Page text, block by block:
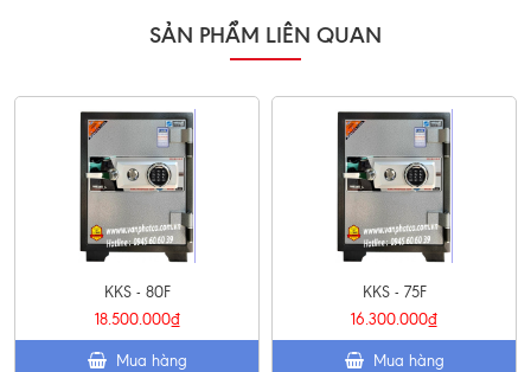
SẢN PHẨM LIÊN QUAN
KKS - 80F
18.500.000₫
Mua hàng
KKS - 75F
16.300.000₫
Mua hàng